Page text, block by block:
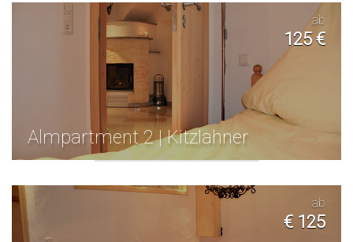
Almpartment 2 | Kitzlahner
ab
125 €
ab
€ 125